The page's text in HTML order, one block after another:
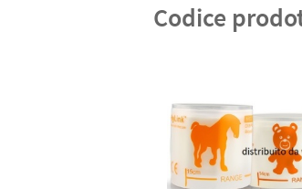
Codice